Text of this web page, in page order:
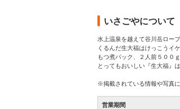
いさごやについて
水上温泉を越えて谷川岳ロー
くるんだ生大福はけっこうイ
もつ煮パック、２人前５００
とってもおいしい『生大福』
※掲載されている情報や写真
営業期間